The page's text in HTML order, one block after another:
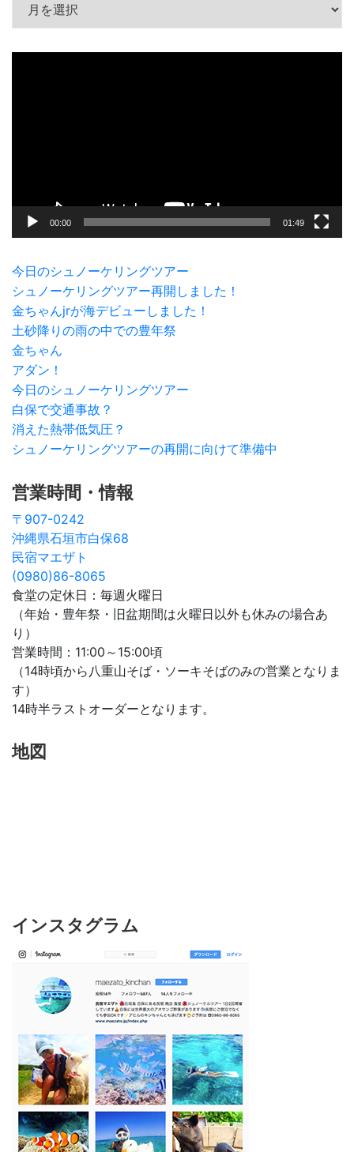
00:00 01:49
今日のシュノーケリングツアー
シュノーケリングツアー再開しました！
金ちゃんjrが海デビューしました！
土砂降りの雨の中での豊年祭
金ちゃん
アダン！
今日のシュノーケリングツアー
白保で交通事故？
消えた熱帯低気圧？
シュノーケリングツアーの再開に向けて準備中
営業時間・情報
〒907-0242
沖縄県石垣市白保68
民宿マエザト
(0980)86-8065
食堂の定休日：毎週火曜日
（年始・豊年祭・旧盆期間は火曜日以外も休みの場合あ
り）
営業時間：11:00～15:00頃
（14時頃から八重山そば・ソーキそばのみの営業となりま
す）
14時半ラストオーダーとなります。
地図
インスタグラム